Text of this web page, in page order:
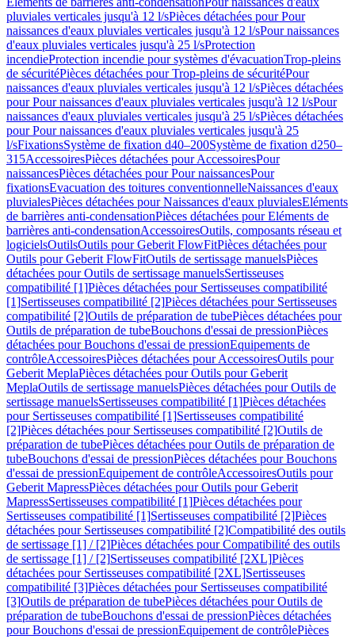
pluviales verticales jusqu'à 12 l/sPièces détachées pour Pour
naissances d'eaux pluviales verticales jusqu'à 12 l/sPour naissances
d'eaux pluviales verticales jusqu'à 25 l/sProtection
incendieProtection incendie pour systèmes d'évacuationTrop-pleins
de sécuritéPièces détachées pour Trop-pleins de sécuritéPour
naissances d'eaux pluviales verticales jusqu'à 12 l/sPièces détachées
pour Pour naissances d'eaux pluviales verticales jusqu'à 12 l/sPour
naissances d'eaux pluviales verticales jusqu'à 25 l/sPièces détachées
pour Pour naissances d'eaux pluviales verticales jusqu'à 25
l/sFixationsSystème de fixation d40–200Système de fixation d250–
315AccessoiresPièces détachées pour AccessoiresPour
naissancesPièces détachées pour Pour naissancesPour
fixationsEvacuation des toitures conventionnelleNaissances d'eaux
pluvialesPièces détachées pour Naissances d'eaux pluvialesEléments
de barrières anti-condensationPièces détachées pour Eléments de
barrières anti-condensationAccessoiresOutils, composants réseau et
logicielsOutilsOutils pour Geberit FlowFitPièces détachées pour
Outils pour Geberit FlowFitOutils de sertissage manuelsPièces
détachées pour Outils de sertissage manuelsSertisseuses
compatibilité [1]Pièces détachées pour Sertisseuses compatibilité
[1]Sertisseuses compatibilité [2]Pièces détachées pour Sertisseuses
compatibilité [2]Outils de préparation de tubePièces détachées pour
Outils de préparation de tubeBouchons d'essai de pressionPièces
détachées pour Bouchons d'essai de pressionEquipements de
contrôleAccessoiresPièces détachées pour AccessoiresOutils pour
Geberit MeplaPièces détachées pour Outils pour Geberit
MeplaOutils de sertissage manuelsPièces détachées pour Outils de
sertissage manuelsSertisseuses compatibilité [1]Pièces détachées
pour Sertisseuses compatibilité [1]Sertisseuses compatibilité
[2]Pièces détachées pour Sertisseuses compatibilité [2]Outils de
préparation de tubePièces détachées pour Outils de préparation de
tubeBouchons d'essai de pressionPièces détachées pour Bouchons
d'essai de pressionEquipement de contrôleAccessoiresOutils pour
Geberit MapressPièces détachées pour Outils pour Geberit
MapressSertisseuses compatibilité [1]Pièces détachées pour
Sertisseuses compatibilité [1]Sertisseuses compatibilité [2]Pièces
détachées pour Sertisseuses compatibilité [2]Compatibilité des outils
de sertissage [1] / [2]Pièces détachées pour Compatibilité des outils
de sertissage [1] / [2]Sertisseuses compatibilité [2XL]Pièces
détachées pour Sertisseuses compatibilité [2XL]Sertisseuses
compatibilité [3]Pièces détachées pour Sertisseuses compatibilité
[3]Outils de préparation de tubePièces détachées pour Outils de
préparation de tubeBouchons d'essai de pressionPièces détachées
pour Bouchons d'essai de pressionEquipement de contrôlePièces